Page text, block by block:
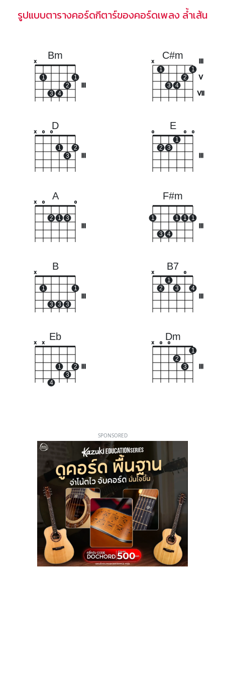
รูปแบบตารางคอร์ดกีตาร์ของคอร์ดเพลง ล้ำเส้น
Bm
x
1
3 4
2
1
C#m
V
VII
x
1
3 4
2
1
D
x o o
1
3
2
E
o
2 3
1
o o
A
x o
2 1 3
o
F#m
1
3 4
1 1 1
B
x
1
3 3 3
1
B7
x
2
1
3
o
4
Eb
x x
4
1
3
2
Dm
x o o
2
3
1
SPONSORED